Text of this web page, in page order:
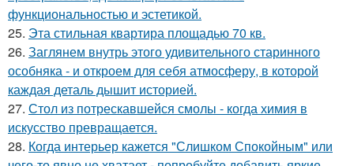
функциональностью и эстетикой.
25. Эта стильная квартира площадью 70 кв.
26. Заглянем внутрь этого удивительного старинного
особняка - и откроем для себя атмосферу, в которой
каждая деталь дышит историей.
27. Стол из потрескавшейся смолы - когда химия в
искусство превращается.
28. Когда интерьер кажется "Слишком Спокойным" или